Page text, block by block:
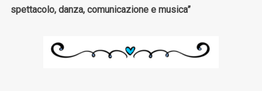
spettacolo, danza, comunicazione e musica”